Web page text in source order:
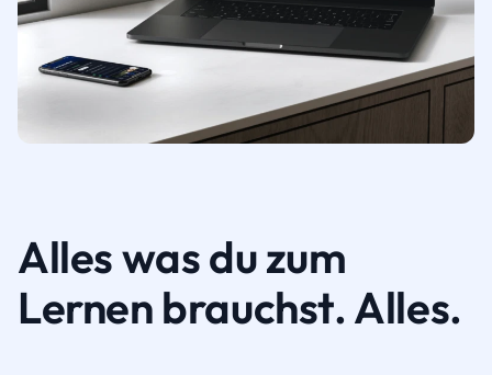
Alles was du zum
Lernen brauchst. Alles.